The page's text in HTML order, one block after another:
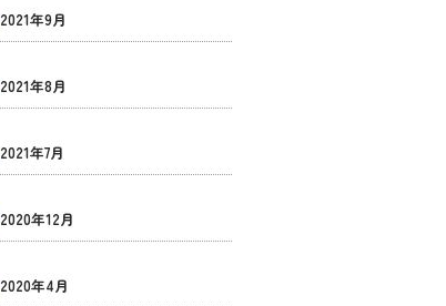
2021年9月
2021年8月
2021年7月
2020年12月
2020年4月